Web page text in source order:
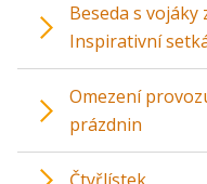
Beseda s vojáky
Inspirativní
Omezení
prázdnin